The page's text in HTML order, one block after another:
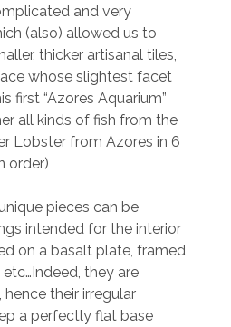
and very
(also) allowed us to
thicker artisanal tiles,
whose slightest facet
first “Azores Aquarium”
all kinds of fish from the
Lobster from Azores in 6
order)
pieces can be
intended for the interior
on a basalt plate, framed
Indeed, they are
their irregular
a perfectly flat base